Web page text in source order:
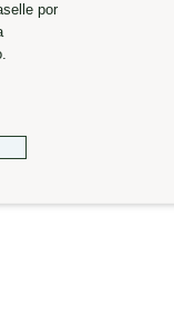
por